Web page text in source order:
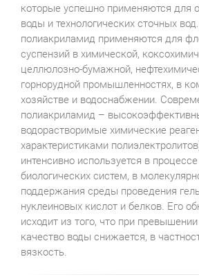
которые успешно применяются для
воды и технологических сточных
полиакриламид применяются для
суспензий в химической,
целлюлозно-бумажной,
горнорудной промышленностях, в
хозяйстве и водоснабжении.
полиакриламид –
водорастворимые химические
характеристиками
интенсивно используется в
биологических систем, в
поддержания среды проведения
нуклеиновых кислот и белков. Его
исходит из того, что при
качество воды снижается, в
вязкость.